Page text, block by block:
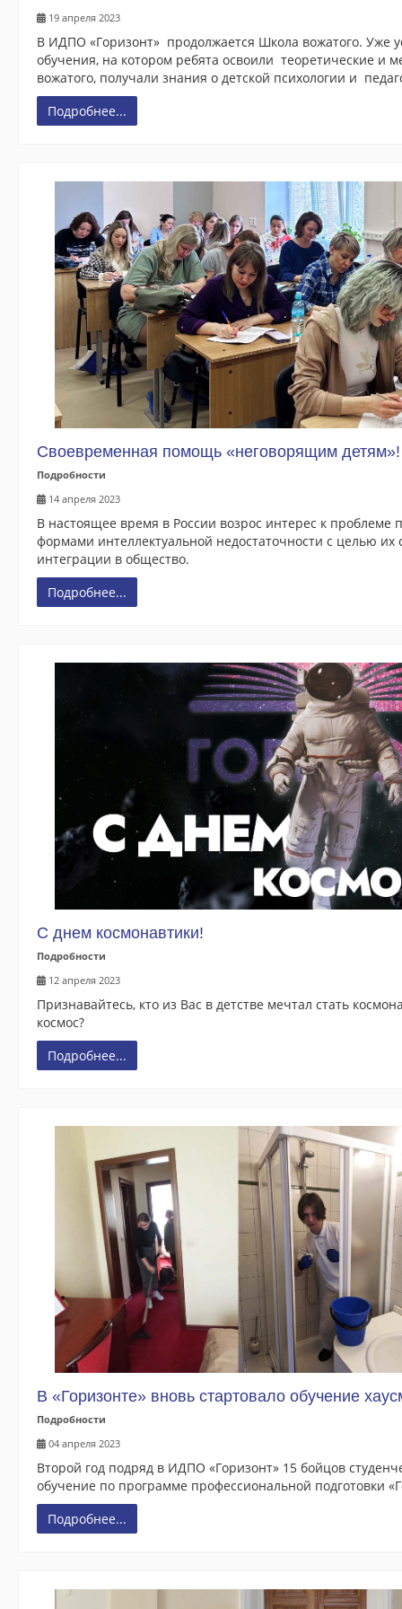
Профессиональная переподготовка
Повышение квалификации
Профессиональное обучение
Foreign Languages for Engineering. Academic Writing
Расписание
Информация о готовности документов
Программа 4+
ИДПО Горизонт
Металлургия черных металлов
Специалист по закупкам
ДИСТАНЦИОННОЕ ОБУЧЕНИЕ
Инструкция
Дистанционные программы
НАШИ ВЫПУСКНИКИ
Галерея
География клиентов
19 апреля 2023
В ИДПО «Горизонт» продолжается Школа вожатого. Уже
обучения, на котором ребята освоили теоретические и
вожатого, получали знания о детской психологии и
Подробнее...
Своевременная помощь «неговорящим детям»!
Подробности
14 апреля 2023
В настоящее время в России возрос интерес к
формами интеллектуальной недостаточности с целью
интеграции в общество.
Подробнее...
С днем космонавтики!
Подробности
12 апреля 2023
Признавайтесь, кто из Вас в детстве мечтал стать
космос?
Подробнее...
В «Горизонте» вновь стартовало обучение
Подробности
04 апреля 2023
Второй год подряд в ИДПО «Горизонт» 15 бойцов
обучение по программе профессиональной подготовки
Подробнее...